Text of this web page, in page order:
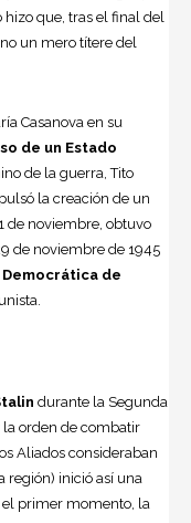
hizo que, tras el final del
un mero títere del
Casanova en su
de un Estado
de la guerra, Tito
la creación de un
de noviembre, obtuvo
de noviembre de 1945
de
durante la Segunda
orden de combatir
Aliados consideraban
región) inició así una
el primer momento, la